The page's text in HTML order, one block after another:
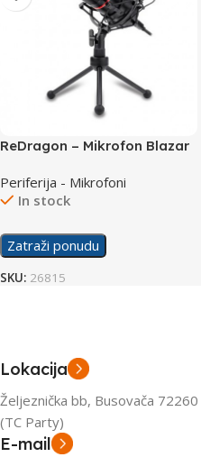
ReDragon – Mikrofon Blazar
Periferija - Mikrofoni
In stock
Zatraži ponudu
SKU: 26815
Lokacija
Željeznička bb, Busovača 72260
(TC Party)
E-mail